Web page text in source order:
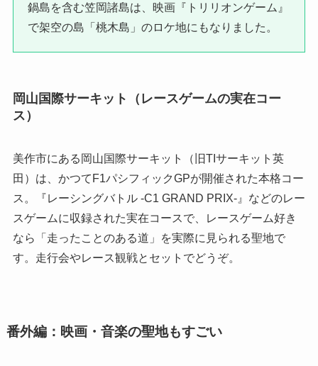
鍋島を含む笠岡諸島は、映画『トリリオンゲーム』
で架空の島「桃木島」のロケ地にもなりました。
岡山国際サーキット（レースゲームの実在コー
ス）
美作市にある岡山国際サーキット（旧TIサーキット英
田）は、かつてF1パシフィックGPが開催された本格コー
ス。『レーシングバトル -C1 GRAND PRIX-』などのレー
スゲームに収録された実在コースで、レースゲーム好き
なら「走ったことのある道」を実際に見られる聖地で
す。走行会やレース観戦とセットでどうぞ。
番外編：映画・音楽の聖地もすごい